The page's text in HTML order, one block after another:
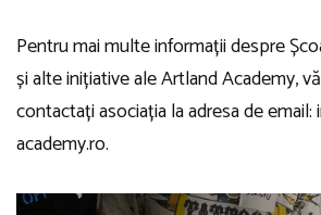
Pentru mai multe informații despre
și alte inițiative ale Artland Academy,
contactați asociația la adresa de email:
academy.ro.